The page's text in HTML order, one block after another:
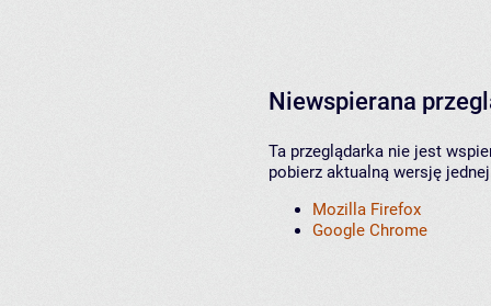
Niewspierana
Ta przeglądarka nie jest
pobierz aktualną wersję
Mozilla Firefox
Google Chrome